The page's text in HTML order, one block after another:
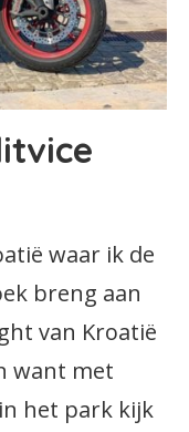
waar ik de
breng aan
van Kroatië
want met
het park kijk